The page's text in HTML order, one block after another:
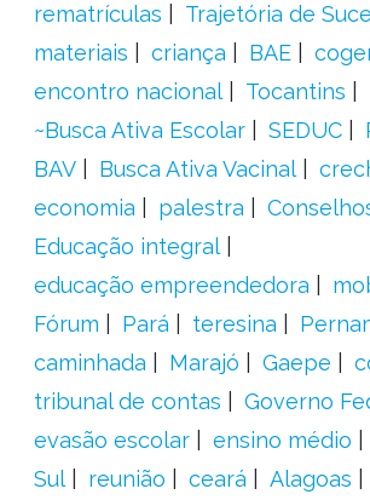
rematrículas
Trajetória de
materiais
criança BAE
encontro nacional
Tocantins
~Busca Ativa Escolar
SEDUC
BAV
Busca Ativa Vacinal
economia
palestra
Educação integral
educação empreendedora
Fórum
Pará teresina
caminhada
Marajó Gaepe
tribunal de contas
Governo
evasão escolar
ensino médio
Sul
reunião ceará Alagoas